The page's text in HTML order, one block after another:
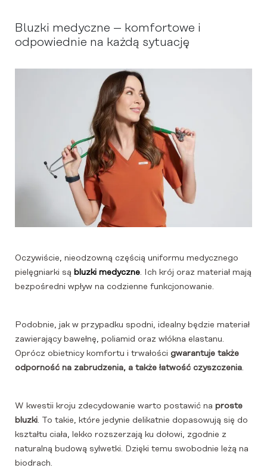
Bluzki medyczne – komfortowe i
odpowiednie na każdą sytuację
Oczywiście, nieodzowną częścią uniformu medycznego
pielęgniarki są bluzki medyczne. Ich krój oraz materiał mają
bezpośredni wpływ na codzienne funkcjonowanie.
Podobnie, jak w przypadku spodni, idealny będzie materiał
zawierający bawełnę, poliamid oraz włókna elastanu.
Oprócz obietnicy komfortu i trwałości gwarantuje także
odporność na zabrudzenia, a także łatwość czyszczenia.
W kwestii kroju zdecydowanie warto postawić na proste
bluzki. To takie, które jedynie delikatnie dopasowują się do
kształtu ciała, lekko rozszerzają ku dołowi, zgodnie z
naturalną budową sylwetki. Dzięki temu swobodnie leżą na
biodrach.